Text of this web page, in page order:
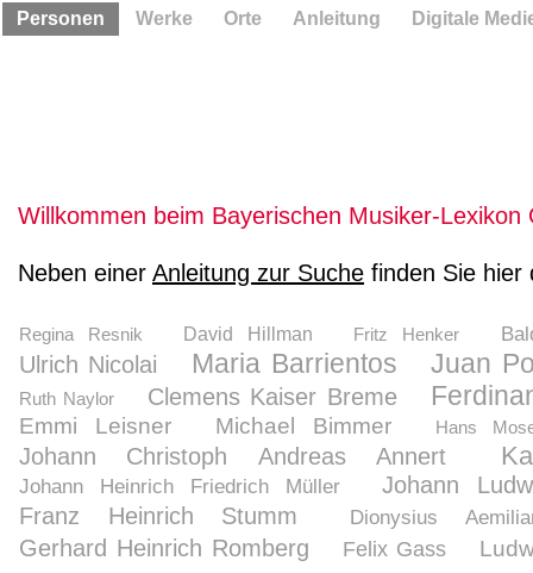
Willkommen beim Bayerischen Musiker-
Neben einer Anleitung zur Suche finden Sie hier
Regina Resnik David Hillman Fritz Henker
Ulrich Nicolai Maria Barrientos Juan
Ruth Naylor Clemens Kaiser Breme
Emmi Leisner Michael Bimmer Hans
Johann Christoph Andreas Annert
Johann Heinrich Friedrich Müller
Johann
Franz Heinrich Stumm
Dionysius
Gerhard Heinrich Romberg Felix Gass
Personen Werke Orte Anleitung Digitale